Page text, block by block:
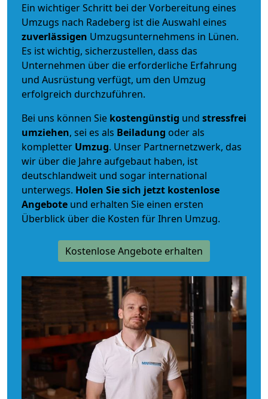
Ein wichtiger Schritt bei der Vorbereitung eines
Umzugs nach Radeberg ist die Auswahl eines
zuverlässigen Umzugsunternehmens in Lünen.
Es ist wichtig, sicherzustellen, dass das
Unternehmen über die erforderliche Erfahrung
und Ausrüstung verfügt, um den Umzug
erfolgreich durchzuführen.
Bei uns können Sie kostengünstig und stressfrei
umziehen, sei es als Beiladung oder als
kompletter Umzug. Unser Partnernetzwerk, das
wir über die Jahre aufgebaut haben, ist
deutschlandweit und sogar international
unterwegs. Holen Sie sich jetzt kostenlose
Angebote und erhalten Sie einen ersten
Überblick über die Kosten für Ihren Umzug.
Kostenlose Angebote erhalten